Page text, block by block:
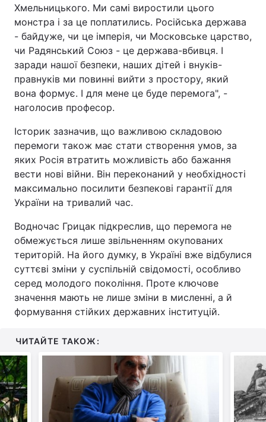
Хмельницького. Ми самі виростили цього
монстра і за це поплатились. Російська держава
- байдуже, чи це імперія, чи Московське царство,
чи Радянський Союз - це держава-вбивця. І
заради нашої безпеки, наших дітей і внуків-
правнуків ми повинні вийти з простору, який
вона формує. І для мене це буде перемога", -
наголосив професор.
Історик зазначив, що важливою складовою
перемоги також має стати створення умов, за
яких Росія втратить можливість або бажання
вести нові війни. Він переконаний у необхідності
максимально посилити безпекові гарантії для
України на тривалий час.
Водночас Грицак підкреслив, що перемога не
обмежується лише звільненням окупованих
територій. На його думку, в Україні вже відбулися
суттєві зміни у суспільній свідомості, особливо
серед молодого покоління. Проте ключове
значення мають не лише зміни в мисленні, а й
формування стійких державних інституцій.
ЧИТАЙТЕ ТАКОЖ: